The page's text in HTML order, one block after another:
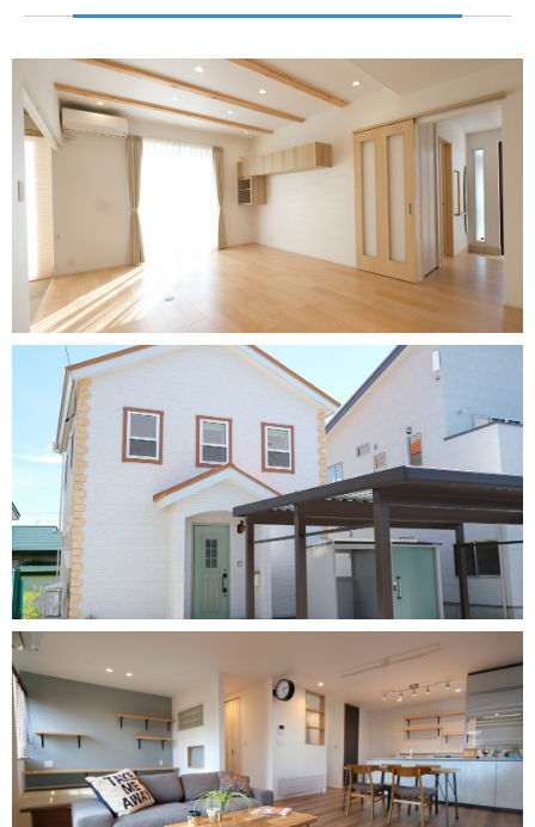
弘前市 O邸
A邸（平川市）
HOUSE-住宅-